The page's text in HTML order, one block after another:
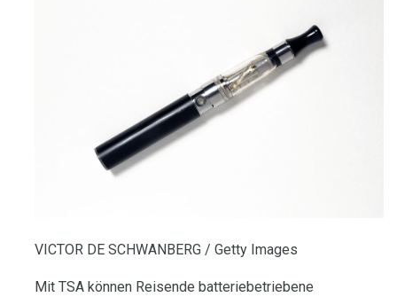
VICTOR DE SCHWANBERG / Getty Images
Mit TSA können Reisende batteriebetriebene